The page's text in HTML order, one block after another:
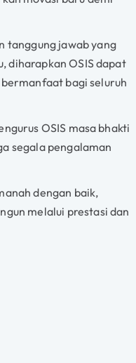
tanggung jawab yang
diharapkan OSIS dapat
bagi seluruh
OSIS masa bhakti
segala pengalaman
dengan baik,
melalui prestasi dan